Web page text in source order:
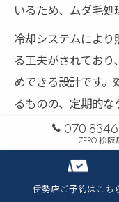
いるため、ムダ毛処
冷却システムによ
る工夫がされており
めできる設計です
るものの、定期的
が目立たなくなる
い使い方を守るこ
可能です。
070-
ZERO 松阪
伊勢店ご予約はこち